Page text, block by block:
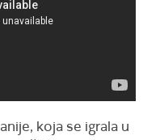
koja se igrala u